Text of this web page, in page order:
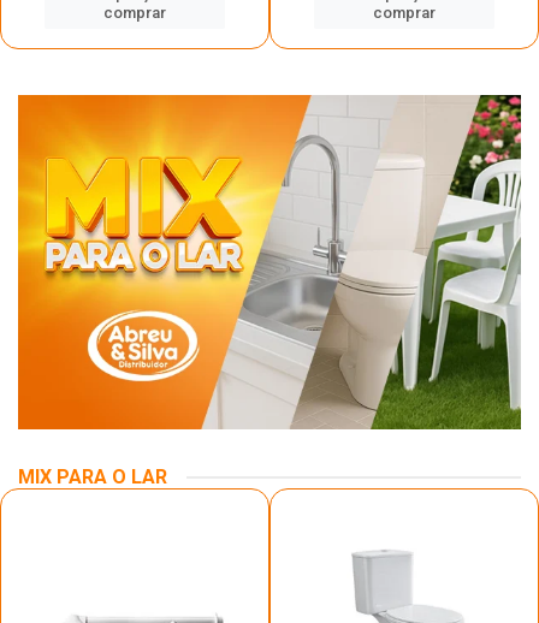
comprar
comprar
MIX PARA O LAR